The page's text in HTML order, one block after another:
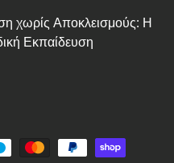
χωρίς Αποκλεισμούς: Η
Εκπαίδευση